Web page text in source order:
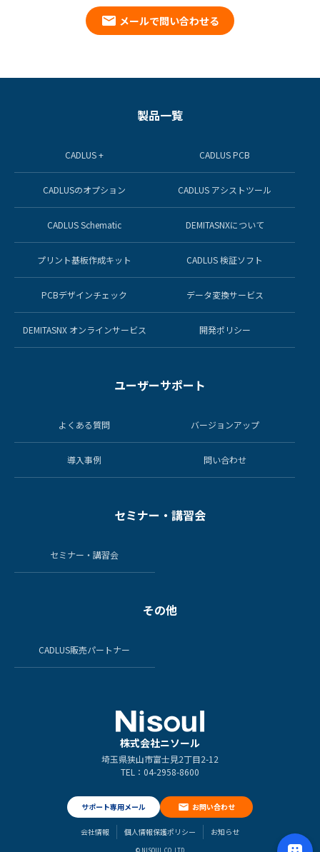
メールで問い合わせる
製品一覧
CADLUS + CADLUS PCB
CADLUSのオプション CADLUS アシストツール
CADLUS Schematic DEMITASNXについて
プリント基板作成キット CADLUS 検証ソフト
PCBデザインチェック データ変換サービス
DEMITASNX オンラインサービス 開発ポリシー
ユーザーサポート
よくある質問 バージョンアップ
導入事例 問い合わせ
セミナー・講習会
セミナー・講習会
その他
CADLUS販売パートナー
株式会社ニソール
埼玉県狭山市富士見2丁目2-12
TEL：04-2958-8600
サポート専用メール お問い合わせ
会社情報 個人情報保護ポリシー お知らせ
© NISOUL CO.,LTD